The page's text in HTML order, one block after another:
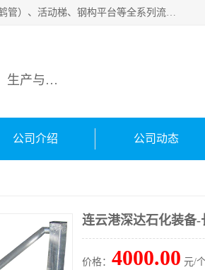
连云港深达石化装备有限公司是从事定量装车系统、船用流体装卸臂、陆用流体装卸臂（鹤管）、活动梯、钢构平台等全系列流体装卸设备的设计、制造、销售以及服务的专业供应商。公司始终以客户为中心，密切跟踪国内外油气储运及装卸设备先进技术的发展，以先进的技术、优质的产品、一流的服务，满足客户需求。
专业从事流体装卸设备生产,提供全面解决方案，生产与定制服务
公司介绍 公司动态
连云港深达石化装备
价格： 4000.00 元/